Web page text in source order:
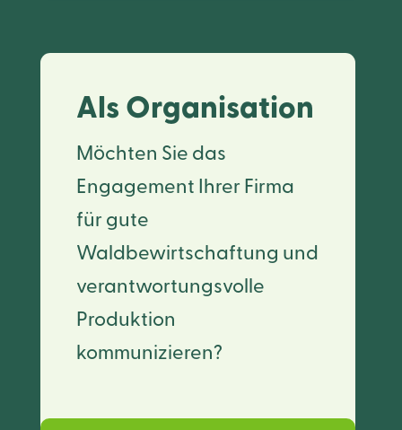
Als Organisation
Möchten Sie das
Engagement Ihrer Firma
für gute
Waldbewirtschaftung und
verantwortungsvolle
Produktion
kommunizieren?